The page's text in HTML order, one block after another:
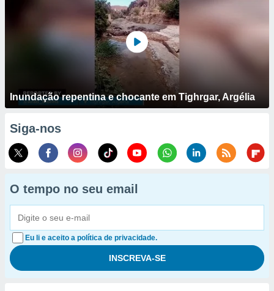
Inundação repentina e chocante em Tighrgar, Argélia
Siga-nos
O tempo no seu email
Eu li e aceito a política de privacidade.